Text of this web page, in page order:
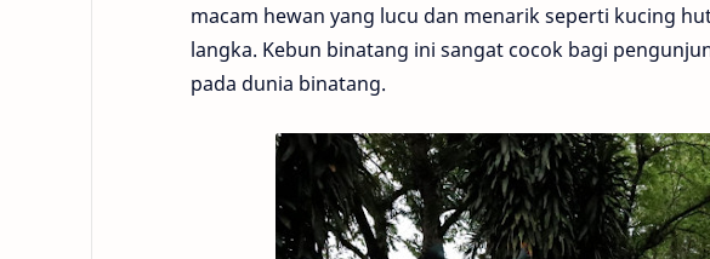
macam hewan yang lucu dan menarik seperti kucing
langka. Kebun binatang ini sangat cocok bagi
pada dunia binatang.